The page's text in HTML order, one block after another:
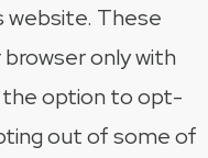
website. These
only with
the option to opt-
out of some of